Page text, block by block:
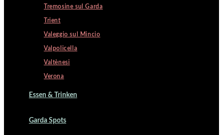
Tremosine sul Garda
Trient
Valeggio sul Mincio
Valpolicella
Valtènesi
Verona
Essen & Trinken
Garda Spots